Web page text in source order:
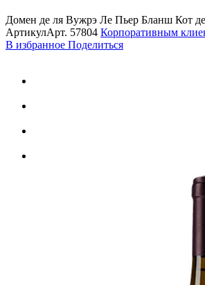
Домен де ля Вужрэ Ле Пьер Бланш Кот
АртикулАрт. 57804 Корпоративным
В избранное Поделиться